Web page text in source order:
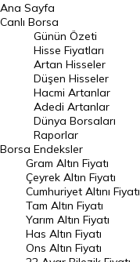
BIST 100 Hisseleri
En Çok Artan Hisseler
En Çok Düşen Hisseler
Hacmi Artanlar
Geçmiş Kapanışlar
Dünya Borsaları
Raporlar
Endeksler
DÖVİZ
Döviz Kuru
Ana Sayfa
Canlı Borsa
Borsa
Günün Özeti
Hisse Fiyatları
Artan Hisseler
Düşen Hisseler
Hacmi Artanlar
Adedi Artanlar
Dünya Borsaları
Raporlar
Endeksler
Gram Altın Fiyatı
Çeyrek Altın Fiyatı
Cumhuriyet Altını Fiyatı
Tam Altın Fiyatı
Yarım Altın Fiyatı
Has Altın Fiyatı
Ons Altın Fiyatı